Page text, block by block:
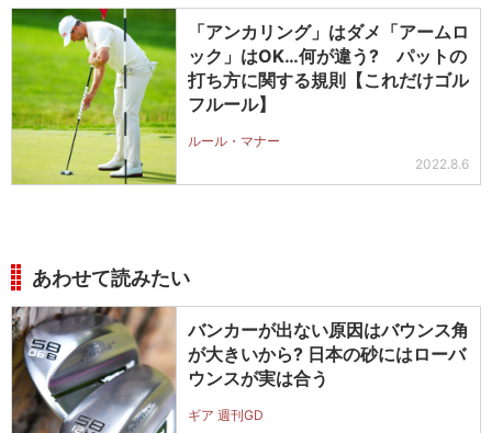
「アンカリング」はダメ「アームロ
ック」はOK…何が違う? パットの
打ち方に関する規則【これだけゴル
フルール】
ルール・マナー
2022.8.6
あわせて読みたい
バンカーが出ない原因はバウンス角
が大きいから? 日本の砂にはローバ
ウンスが実は合う
ギア 週刊GD